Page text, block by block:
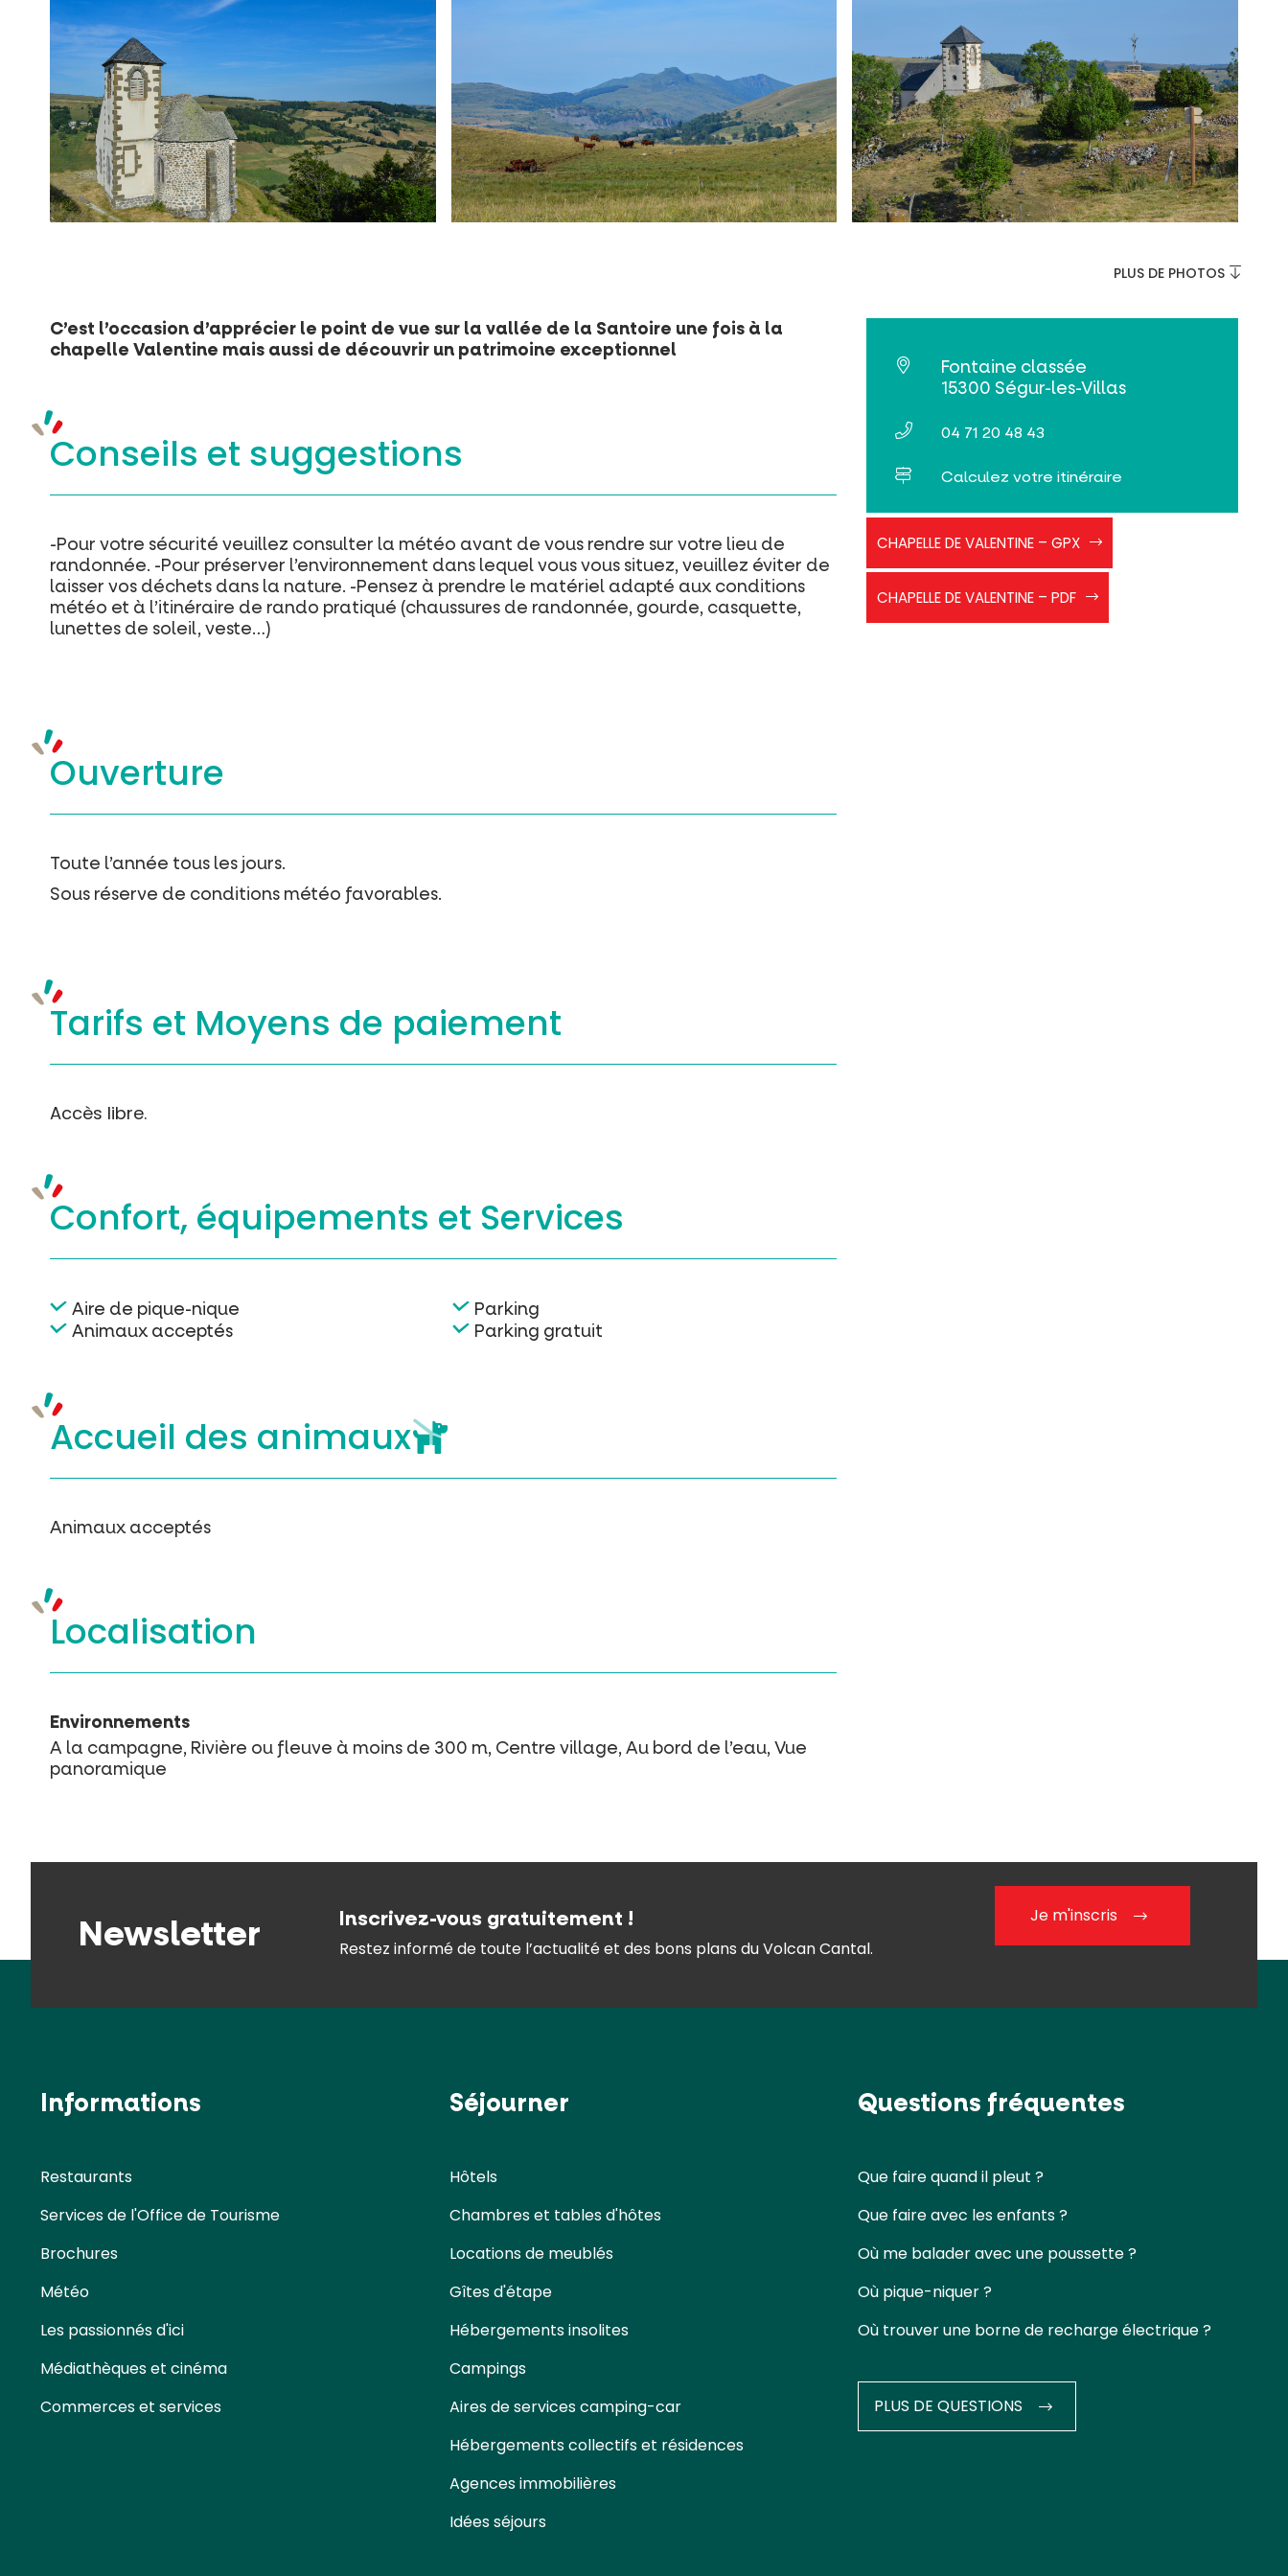
PLUS DE PHOTOS
C’est l’occasion d’apprécier le point de vue sur la vallée de la Santoire une fois à la
chapelle Valentine mais aussi de découvrir un patrimoine exceptionnel
Conseils et suggestions
-Pour votre sécurité veuillez consulter la météo avant de vous rendre sur votre lieu de
randonnée. -Pour préserver l’environnement dans lequel vous vous situez, veuillez éviter de
laisser vos déchets dans la nature. -Pensez à prendre le matériel adapté aux conditions
météo et à l’itinéraire de rando pratiqué (chaussures de randonnée, gourde, casquette,
lunettes de soleil, veste…)
Ouverture
Toute l’année tous les jours.
Sous réserve de conditions météo favorables.
Tarifs et Moyens de paiement
Accès libre.
Confort, équipements et Services
Aire de pique-nique
Animaux acceptés
Parking
Parking gratuit
Accueil des animaux
Animaux acceptés
Localisation
Environnements
A la campagne, Rivière ou fleuve à moins de 300 m, Centre village, Au bord de l’eau, Vue
panoramique
Fontaine classée
15300 Ségur-les-Villas
04 71 20 48 43
Calculez votre itinéraire
CHAPELLE DE VALENTINE – GPX
Vert
-
La
CHAPELLE DE VALENTINE – PDF
de
Valentine
Newsletter Inscrivez-vous gratuitement !
Restez informé de toute l’actualité et des bons plans du Volcan Cantal.
Je m'inscris
Informations
Restaurants
Services de l'Office de Tourisme
Brochures
Météo
Les passionnés d'ici
Médiathèques et cinéma
Commerces et services
Séjourner
Hôtels
Chambres et tables d'hôtes
Locations de meublés
Gîtes d'étape
Hébergements insolites
Campings
Aires de services camping-car
Hébergements collectifs et résidences
Agences immobilières
Idées séjours
Questions fréquentes
Que faire quand il pleut ?
Que faire avec les enfants ?
Où me balader avec une poussette ?
Où pique-niquer ?
Où trouver une borne de recharge électrique ?
PLUS DE QUESTIONS